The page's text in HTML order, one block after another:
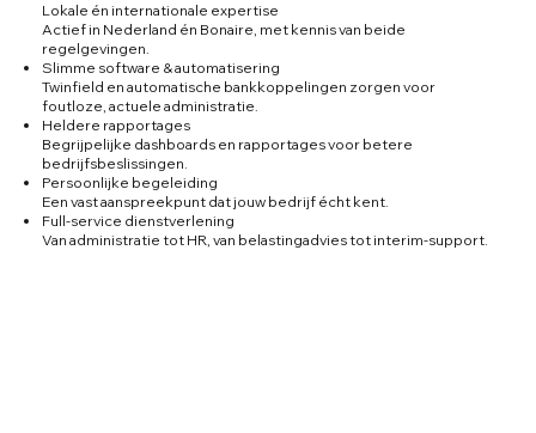
Lokale én internationale expertise
Actief in Nederland én Bonaire, met kennis van beide
regelgevingen.
Slimme software & automatisering
Twinfield en automatische bankkoppelingen zorgen voor
foutloze, actuele administratie.
Heldere rapportages
Begrijpelijke dashboards en rapportages voor betere
bedrijfsbeslissingen.
Persoonlijke begeleiding
Een vast aanspreekpunt dat jouw bedrijf écht kent.
Full-service dienstverlening
Van administratie tot HR, van belastingadvies tot interim-support.